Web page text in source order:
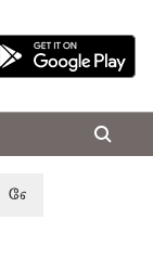
பட்ஜெட்: